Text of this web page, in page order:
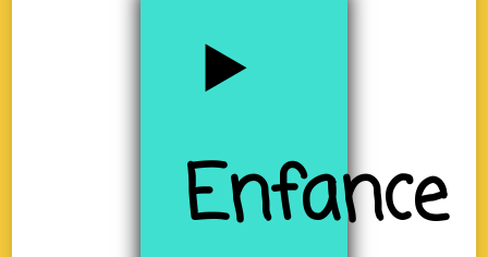
Enfance